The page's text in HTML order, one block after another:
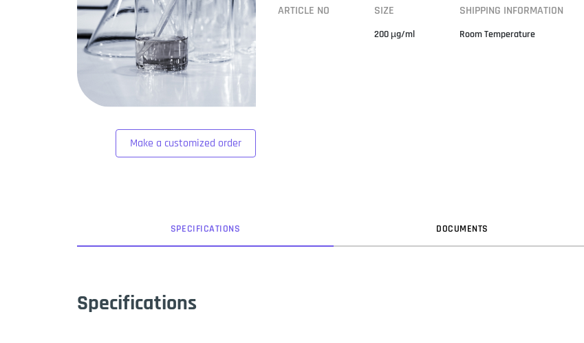
Make a customized order
ARTICLE NO SIZE
200 µg/ml
SHIPPING INFORMATION
Room Temperature
SPECIFICATIONS DOCUMENTS
Specifications